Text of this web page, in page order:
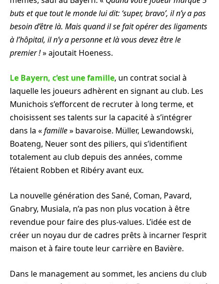
buts et que tout le monde lui dit: ‘super, bravo’, il n’y a pas
besoin d’être là. Mais quand il se fait opérer des ligaments
à l’hôpital, il n’y a personne et là vous devez être le
premier !» ajoutait Hoeness.
Le Bayern, c’est une famille, un contrat social à
laquelle les joueurs adhèrent en signant au club. Les
Munichois s’efforcent de recruter à long terme, et
choisissent ses talents sur la capacité à s’intégrer
dans la «famille» bavaroise. Müller, Lewandowski,
Boateng, Neuer sont des piliers, qui s’identifient
totalement au club depuis des années, comme
l’étaient Robben et Ribéry avant eux.
La nouvelle génération des Sané, Coman, Pavard,
Gnabry, Musiala, n’a pas non plus vocation à être
revendue pour faire des plus-values. L’idée est de
créer un noyau dur de cadres prêts à incarner l’esprit
maison et à faire toute leur carrière en Bavière.
Dans le management au sommet, les anciens du club